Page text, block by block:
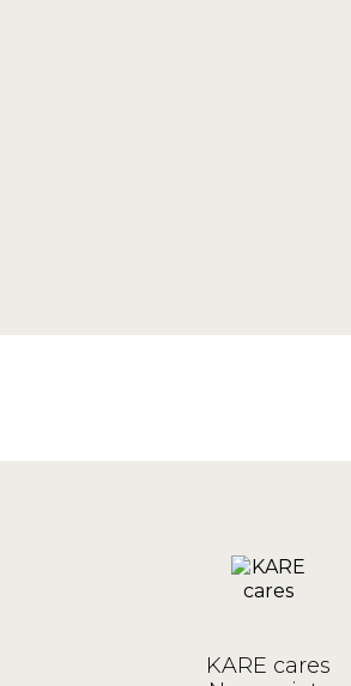
KARE cares